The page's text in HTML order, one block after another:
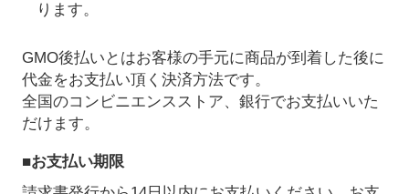
ります。
GMO後払いとはお客様の手元に商品が到着した後に
代金をお支払い頂く決済方法です。
全国のコンビニエンスストア、銀行でお支払いいた
だけます。
■お支払い期限